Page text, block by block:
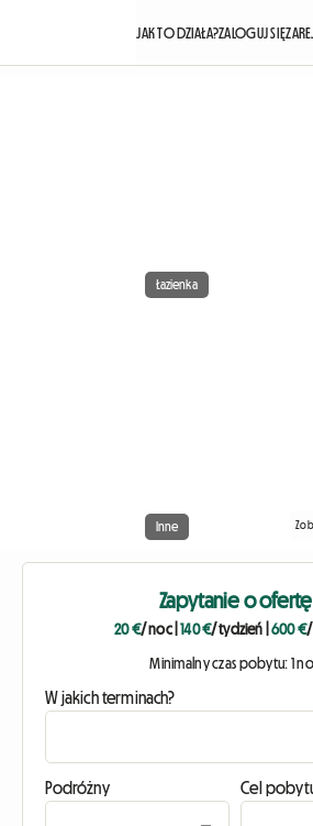
JAK TO DZIAŁA?ZALOGUJ SIĘ
Łazienka
Inne
Zapytanie o ofertę
20 €/ noc|140 €/ tydzień 600 €/
Minimalny czas pobytu: 1
W jakich terminach?
Podróżny Cel